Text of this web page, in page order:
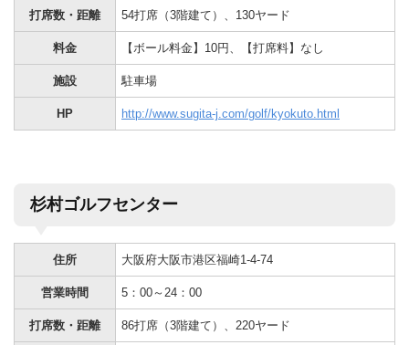
打席数・距離 54打席（3階建て）、130ヤード
料金 【ボール料金】10円、【打席料】なし
施設 駐車場
HP http://www.sugita-j.com/golf/kyokuto.html
杉村ゴルフセンター
住所 大阪府大阪市港区福崎1-4-74
営業時間 5：00～24：00
打席数・距離 86打席（3階建て）、220ヤード